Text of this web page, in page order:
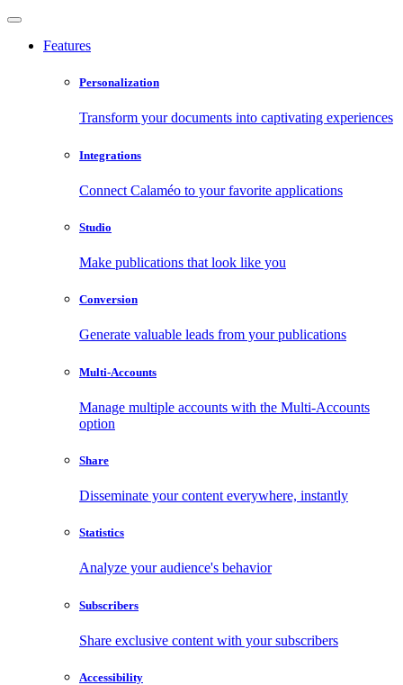
Features
Personalization
Transform your documents into captivating experiences
Integrations
Connect Calaméo to your favorite applications
Studio
Make publications that look like you
Conversion
Generate valuable leads from your publications
Multi-Accounts
Manage multiple accounts with the Multi-Accounts
option
Share
Disseminate your content everywhere, instantly
Statistics
Analyze your audience's behavior
Subscribers
Share exclusive content with your subscribers
Accessibility